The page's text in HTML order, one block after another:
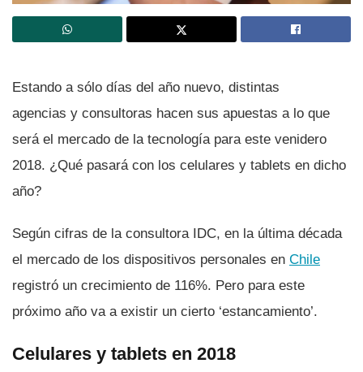
Estando a sólo dí­as del año nuevo, distintas
agencias y consultoras hacen sus apuestas a lo que
será el mercado de la tecnologí­a para este venidero
2018. ¿Qué pasará con los celulares y tablets en dicho
año?
Según cifras de la consultora IDC, en la última década
el mercado de los dispositivos personales en Chile
registró un crecimiento de 116%. Pero para este
próximo año va a existir un cierto ‘estancamiento’.
Celulares y tablets en 2018